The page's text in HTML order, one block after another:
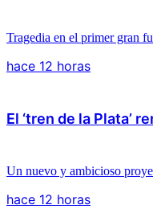
Tragedia en el primer gran
hace 12 horas
El ‘tren de la Plata’
Un nuevo y ambicioso
hace 12 horas